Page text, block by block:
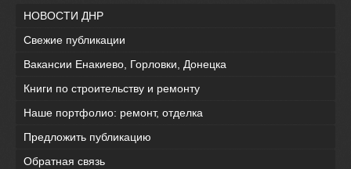
НОВОСТИ ДНР
Свежие публикации
Вакансии Енакиево, Горловки, Донецка
Книги по строительству и ремонту
Наше портфолио: ремонт, отделка
Предложить публикацию
Обратная связь